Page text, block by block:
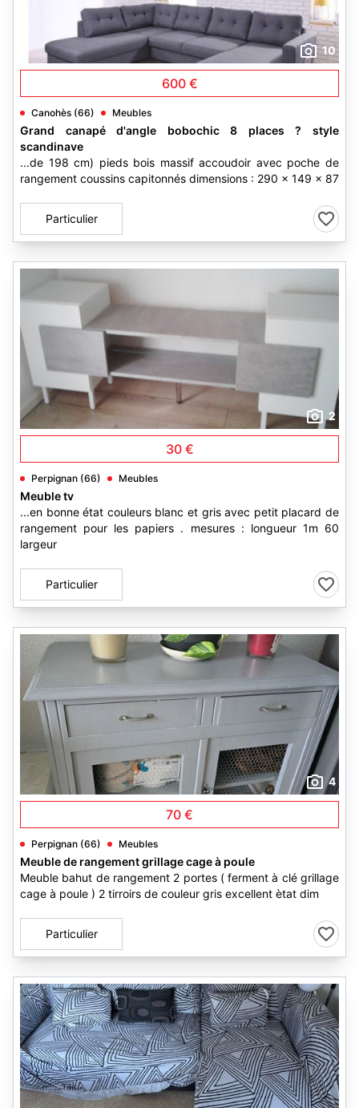
10
600 €
Canohès (66) Meubles
Grand canapé d'angle bobochic 8 places ? style
scandinave
...de 198 cm) pieds bois massif accoudoir avec poche de
rangement coussins capitonnés dimensions : 290 x 149 x 87
Particulier
2
30 €
Perpignan (66) Meubles
Meuble tv
...en bonne état couleurs blanc et gris avec petit placard de
rangement pour les papiers . mesures : longueur 1m 60
largeur
Particulier
4
70 €
Perpignan (66) Meubles
Meuble de rangement grillage cage à poule
Meuble bahut de rangement 2 portes ( ferment à clé grillage
cage à poule ) 2 tirroirs de couleur gris excellent ètat dim
Particulier